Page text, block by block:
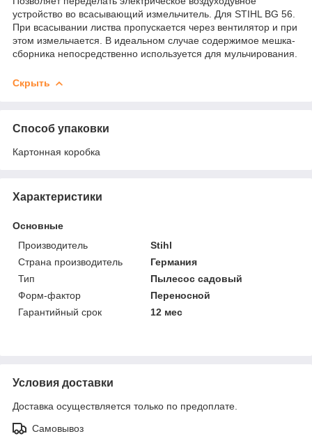
устройство во всасывающий измельчитель. Для STIHL BG 56.
При всасывании листва пропускается через вентилятор и при
этом измельчается. В идеальном случае содержимое мешка-
сборника непосредственно используется для мульчирования.
Скрыть
Способ упаковки
Картонная коробка
Характеристики
Основные
Производитель
Stihl
Страна производитель
Германия
Тип
Пылесос садовый
Форм-фактор
Переносной
Гарантийный срок
12 мес
Условия доставки
Доставка осуществляется только по предоплате.
Самовывоз